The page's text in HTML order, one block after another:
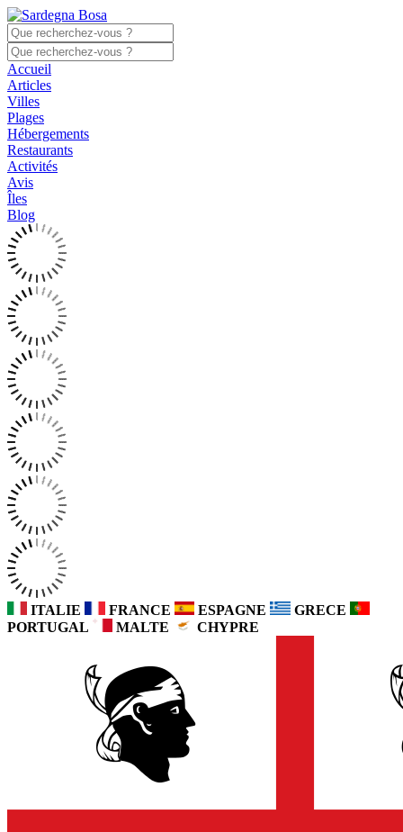
Accueil
Articles
Villes
Plages
Hébergements
Restaurants
Activités
Avis
Îles
Blog
ITALIE FRANCE ESPAGNE
GRECE
PORTUGAL
MALTE CHYPRE